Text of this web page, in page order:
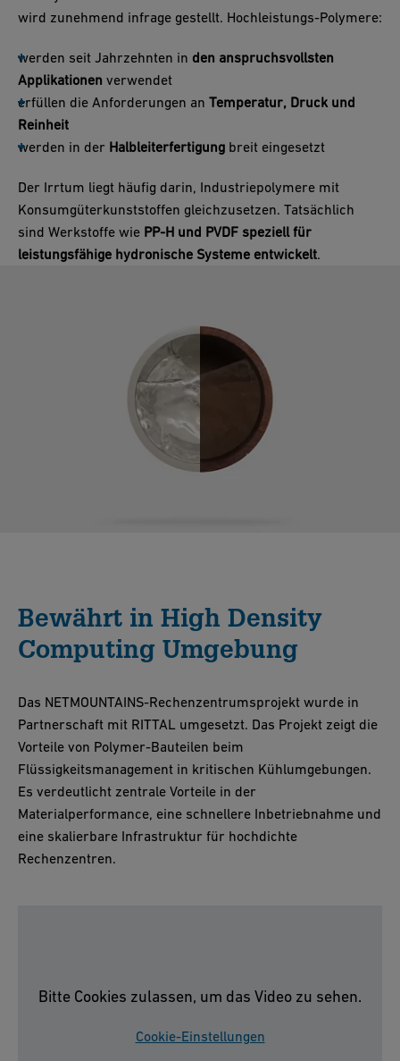
wird zunehmend infrage gestellt. Hochleistungs-Polymere:
werden seit Jahrzehnten in den anspruchsvollsten
Applikationen verwendet
erfüllen die Anforderungen an Temperatur, Druck und
Reinheit
werden in der Halbleiterfertigung breit eingesetzt
Der Irrtum liegt häufig darin, Industriepolymere mit
Konsumgüterkunststoffen gleichzusetzen. Tatsächlich
sind Werkstoffe wie PP-H und PVDF speziell für
leistungsfähige hydronische Systeme entwickelt.
Bewährt in High Density
Computing Umgebung
Das NETMOUNTAINS-Rechenzentrumsprojekt wurde in
Partnerschaft mit RITTAL umgesetzt. Das Projekt zeigt die
Vorteile von Polymer-Bauteilen beim
Flüssigkeitsmanagement in kritischen Kühlumgebungen.
Es verdeutlicht zentrale Vorteile in der
Materialperformance, eine schnellere Inbetriebnahme und
eine skalierbare Infrastruktur für hochdichte
Rechenzentren.
Bitte Cookies zulassen, um das Video zu sehen.
Cookie-Einstellungen